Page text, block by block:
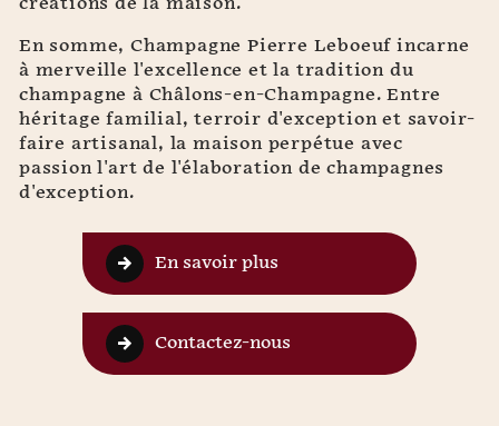
En somme, Champagne Pierre Leboeuf incarne
à merveille l'excellence et la tradition du
champagne à Châlons-en-Champagne. Entre
héritage familial, terroir d'exception et savoir-
faire artisanal, la maison perpétue avec
passion l'art de l'élaboration de champagnes
d'exception.
En savoir plus
Contactez-nous